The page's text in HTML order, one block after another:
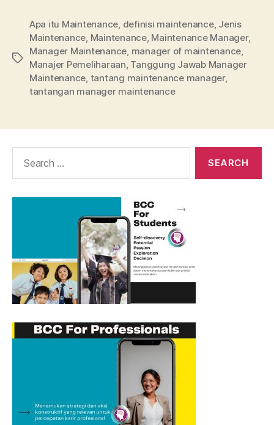
Tags
Apa itu Maintenance, definisi maintenance, Jenis
Maintenance, Maintenance, Maintenance Manager,
Manager Maintenance, manager of maintenance,
Manajer Pemeliharaan, Tanggung Jawab Manager
Maintenance, tantang maintenance manager,
tantangan manager maintenance